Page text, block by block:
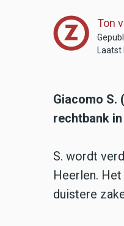
Ton
Giacomo S.
rechtbank
S. wordt
Heerlen.
duistere